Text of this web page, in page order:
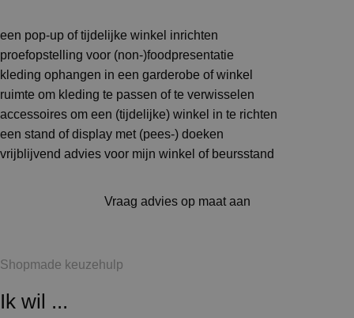
een pop-up of tijdelijke winkel inrichten
proefopstelling voor (non-)foodpresentatie
kleding ophangen in een garderobe of winkel
ruimte om kleding te passen of te verwisselen
accessoires om een (tijdelijke) winkel in te richten
een stand of display met (pees-) doeken
vrijblijvend advies voor mijn winkel of beursstand
Vraag advies op maat aan
Shopmade keuzehulp
Ik wil ...